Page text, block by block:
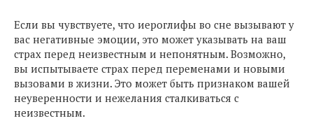
Если вы чувствуете, что иероглифы во сне вызывают у
вас негативные эмоции, это может указывать на ваш
страх перед неизвестным и непонятным. Возможно,
вы испытываете страх перед переменами и новыми
вызовами в жизни. Это может быть признаком вашей
неуверенности и нежелания сталкиваться с
неизвестным.